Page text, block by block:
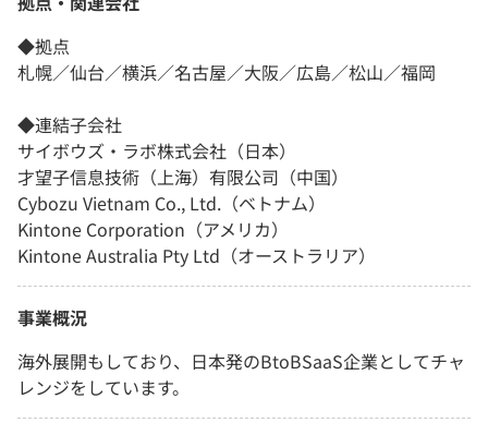
◆拠点
札幌／仙台／横浜／名古屋／大阪／広島／松山／福岡
◆連結子会社
サイボウズ・ラボ株式会社（日本）
才望子信息技術（上海）有限公司（中国）
Cybozu Vietnam Co., Ltd.（ベトナム）
Kintone Corporation（アメリカ）
Kintone Australia Pty Ltd（オーストラリア）
事業概況
海外展開もしており、日本発のBtoBSaaS企業としてチャ
レンジをしています。